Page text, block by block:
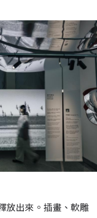
放出來。插畫、軟雕